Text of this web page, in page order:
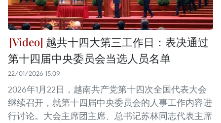
越共十四大第三工作日：表决通过
第十四届中央委员会当选人员名单
22/01/2026 15:09
2026年1月22日，越南共产党第十四次全国代表大会
继续召开，就第十四届中央委员会的人事工作内容进
行讨论。大会主席团主席、总书记苏林同志代表主席